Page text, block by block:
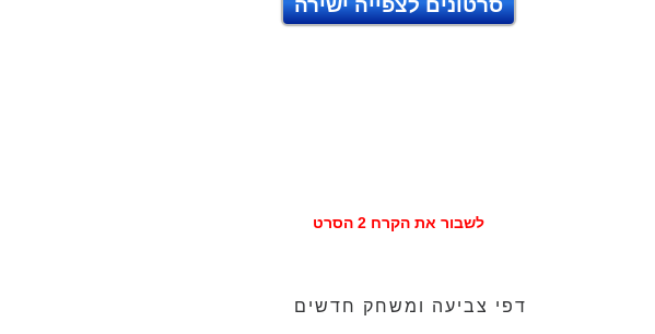
לשבור את הקרח 2 הסרט
דפי צביעה ומשחק חדשים